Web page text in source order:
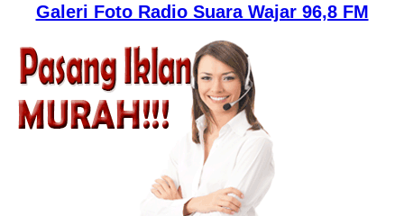
Galeri Foto Radio Suara Wajar 96,8 FM